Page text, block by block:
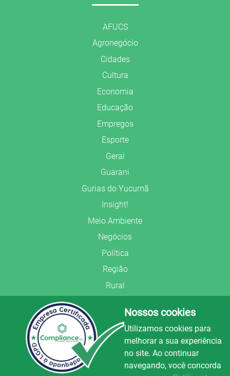
AFUCS
Agronegócio
Cidades
Cultura
Economia
Educação
Empregos
Esporte
Geral
Guarani
Gurias do Yucumã
Insight!
Meio Ambiente
Negócios
Política
Região
Rural
Segurança Pública
União Frederiquense
Nossos cookies
Utilizamos cookies para
melhorar a sua experiência
no site. Ao continuar
navegando, você concorda